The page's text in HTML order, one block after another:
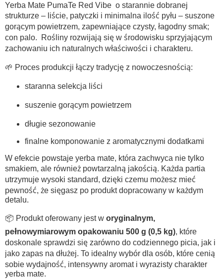
Yerba Mate PumaTe Red Vibe o starannie dobranej
strukturze – liście, patyczki i minimalna ilość pyłu – suszone
gorącym powietrzem, zapewniające czysty, łagodny smak;
con palo.
Rośliny rozwijają się w środowisku sprzyjającym
zachowaniu ich naturalnych właściwości i charakteru.
🌱 Proces produkcji łączy tradycję z nowoczesnością:
staranna selekcja liści
suszenie gorącym powietrzem
długie sezonowanie
finalne komponowanie z aromatycznymi dodatkami
W efekcie powstaje yerba mate, która zachwyca nie tylko
smakiem, ale również powtarzalną jakością. Każda partia
utrzymuje wysoki standard, dzięki czemu możesz mieć
pewność, że sięgasz po produkt dopracowany w każdym
detalu.
📦 Produkt oferowany jest w oryginalnym,
pełnowymiarowym opakowaniu 500 g (0,5 kg), które
doskonale sprawdzi się zarówno do codziennego picia, jak i
jako zapas na dłużej. To idealny wybór dla osób, które cenią
sobie wydajność, intensywny aromat i wyrazisty charakter
yerba mate.